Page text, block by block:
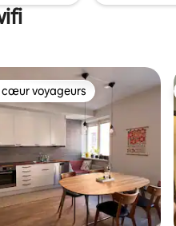
voyageurs les plus appréciés
cœur voyageurs